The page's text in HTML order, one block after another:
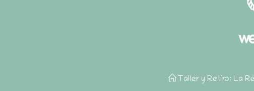
Taller y Retiro: La